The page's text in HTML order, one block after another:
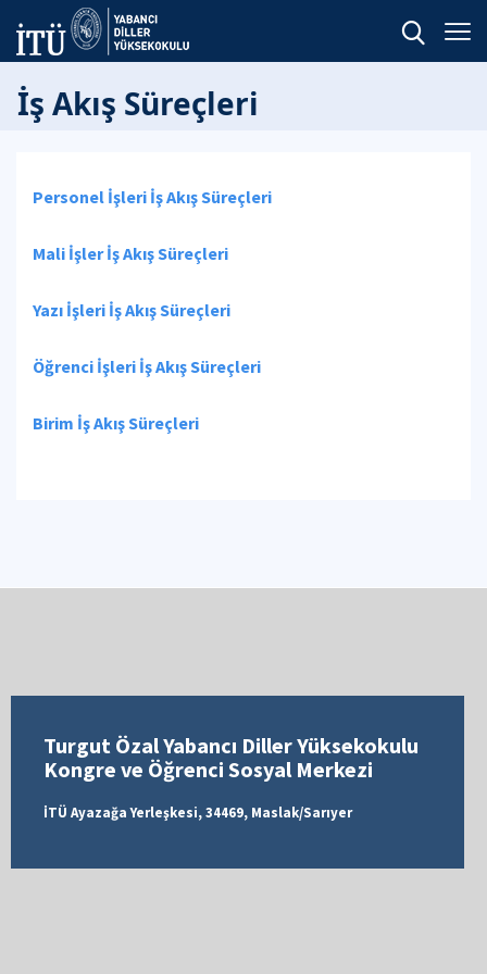
İş Akış Süreçleri
Personel İşleri İş Akış Süreçleri
Mali İşler İş Akış Süreçleri
Yazı İşleri İş Akış Süreçleri
Öğrenci İşleri İş Akış Süreçleri
Birim İş Akış Süreçleri
Turgut Özal Yabancı Diller Yüksekokulu
Kongre ve Öğrenci Sosyal Merkezi
İTÜ Ayazağa Yerleşkesi, 34469, Maslak/Sarıyer